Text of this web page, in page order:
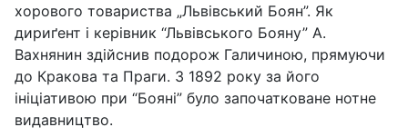
хорового товариства „Львівський Боян”. Як
дириґент і керівник “Львівського Бояну” А.
Вахнянин здійснив подорож Галичиною, прямуючи
до Кракова та Праги. З 1892 року за його
ініціативою при “Бояні” було започатковане нотне
видавництво.